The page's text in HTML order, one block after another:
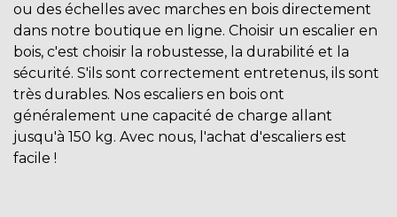
ou des échelles avec marches en bois directement
dans notre boutique en ligne. Choisir un escalier en
bois, c'est choisir la robustesse, la durabilité et la
sécurité. S'ils sont correctement entretenus, ils sont
très durables. Nos escaliers en bois ont
généralement une capacité de charge allant
jusqu'à 150 kg. Avec nous, l'achat d'escaliers est
facile !